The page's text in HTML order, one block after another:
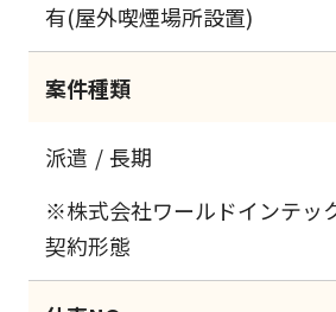
有(屋外喫煙場所設置)
案件種類
派遣
長期
※株式会社ワールドインテッ
契約形態